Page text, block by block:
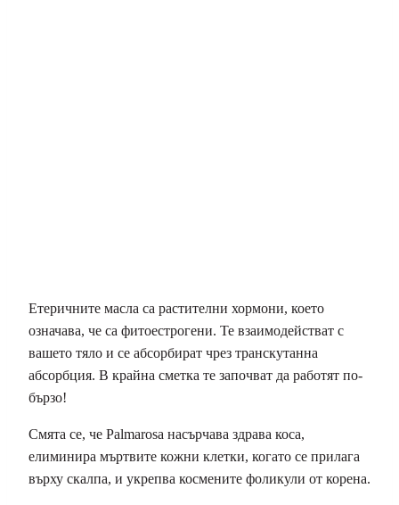
Етеричните масла са растителни хормони, което
означава, че са фитоестрогени. Те взаимодействат с
вашето тяло и се абсорбират чрез транскутанна
абсорбция. В крайна сметка те започват да работят по-
бързо!
Смята се, че Palmarosa насърчава здрава коса,
елиминира мъртвите кожни клетки, когато се прилага
върху скалпа, и укрепва космените фоликули от корена.